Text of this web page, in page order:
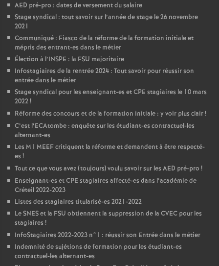
AED pré-pro : dates de versement du salaire
Stage syndical : tout savoir sur l’année de stage le 26 novembre
2021
Communiqué : Fiasco de la réforme de la formation initiale et
mépris des entrant-es dans le métier
Élection à l’INSPE : la FSU majoritaire
Infostagiaires de la rentrée 2024 : Tout savoir pour réussir son
entrée dans le métier
Stage syndical pour les enseignant-es etCPE stagiaires le 10 mars
2022!
Réforme des concours et de la formation initiale : y voir plus clair!
C’est l’ECAtombe : enquête sur les étudiant-es contractuel-les
alternant-es
Les M1 MEEFcritiquent la réforme et demandent à être respecté-
es !
Tout ce que vous avez (toujours) voulu savoir sur les AED pré-pro !
Enseignant-es etCPE stagiaires affecté-es dans l’académie de
Créteil 2022-2023
Listes des stagiaires titularisé-es 2021-2022
LeSNESet la FSU obtiennent la suppression de la CVEC pour les
stagiaires !
InfoStagiaires 2022-2023 n°1 : réussir son Entrée dans le métier
Indemnité de sujétions de formation pour les étudiant-es
contractuel-les alternant-es